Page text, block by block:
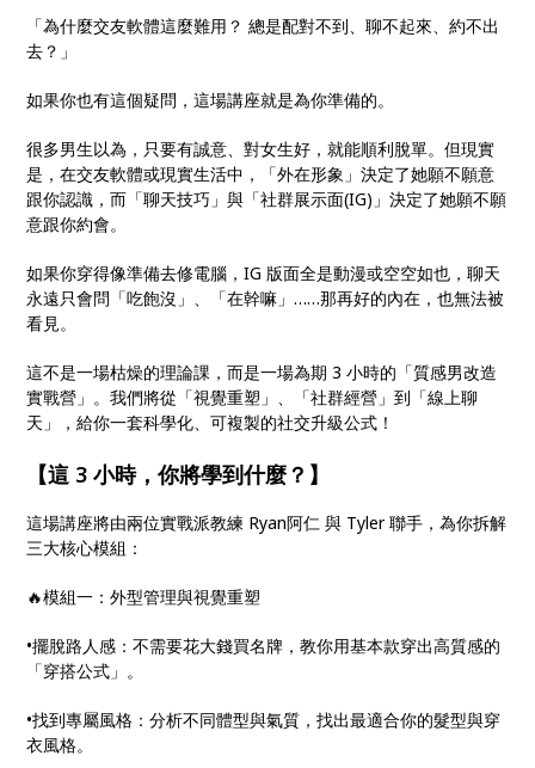
「為什麼交友軟體這麼難用？ 總是配對不到、聊不起來、約不出
去？」
如果你也有這個疑問，這場講座就是為你準備的。
很多男生以為，只要有誠意、對女生好，就能順利脫單。但現實
是，在交友軟體或現實生活中，「外在形象」決定了她願不願意
跟你認識，而「聊天技巧」與「社群展示面(IG)」決定了她願不願
意跟你約會。
如果你穿得像準備去修電腦，IG 版面全是動漫或空空如也，聊天
永遠只會問「吃飽沒」、「在幹嘛」……那再好的內在，也無法被
看見。
這不是一場枯燥的理論課，而是一場為期 3 小時的「質感男改造
實戰營」。我們將從「視覺重塑」、「社群經營」到「線上聊
天」，給你一套科學化、可複製的社交升級公式！
【這 3 小時，你將學到什麼？】
這場講座將由兩位實戰派教練 Ryan阿仁 與 Tyler 聯手，為你拆解
三大核心模組：
🔥模組一：外型管理與視覺重塑
•擺脫路人感：不需要花大錢買名牌，教你用基本款穿出高質感的
「穿搭公式」。
•找到專屬風格：分析不同體型與氣質，找出最適合你的髮型與穿
衣風格。